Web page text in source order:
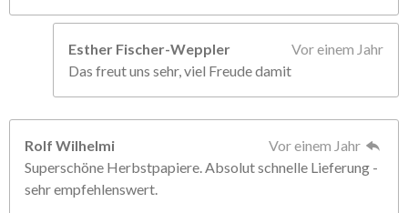
Esther Fischer-Weppler
Vor einem Jahr
Das freut uns sehr, viel Freude damit
Rolf Wilhelmi
Vor einem Jahr
Superschöne Herbstpapiere. Absolut schnelle Lieferung -
sehr empfehlenswert.